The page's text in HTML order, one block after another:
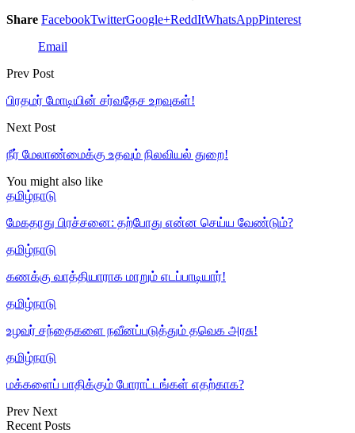
Share FacebookTwitterGoogle+ReddItWhatsAppPinterest
Email
Prev Post
பிரதமர் மோடியின் சர்வதேச உறவுகள்!
Next Post
நீர் மேலாண்மைக்கு உதவும் நிலவியல் துறை!
You might also like
தமிழ்நாடு
மேகதாது பிரச்சனை: தற்போது என்ன செய்ய வேண்டும்?
தமிழ்நாடு
கணக்கு வாத்தியாராக மாறும் எடப்பாடியார்!
தமிழ்நாடு
உழவர் சந்தைகளை நவீனப்படுத்தும் தவெக அரசு!
தமிழ்நாடு
மக்களைப் பாதிக்கும் போராட்டங்கள் எதற்காக?
Prev Next
Recent Posts